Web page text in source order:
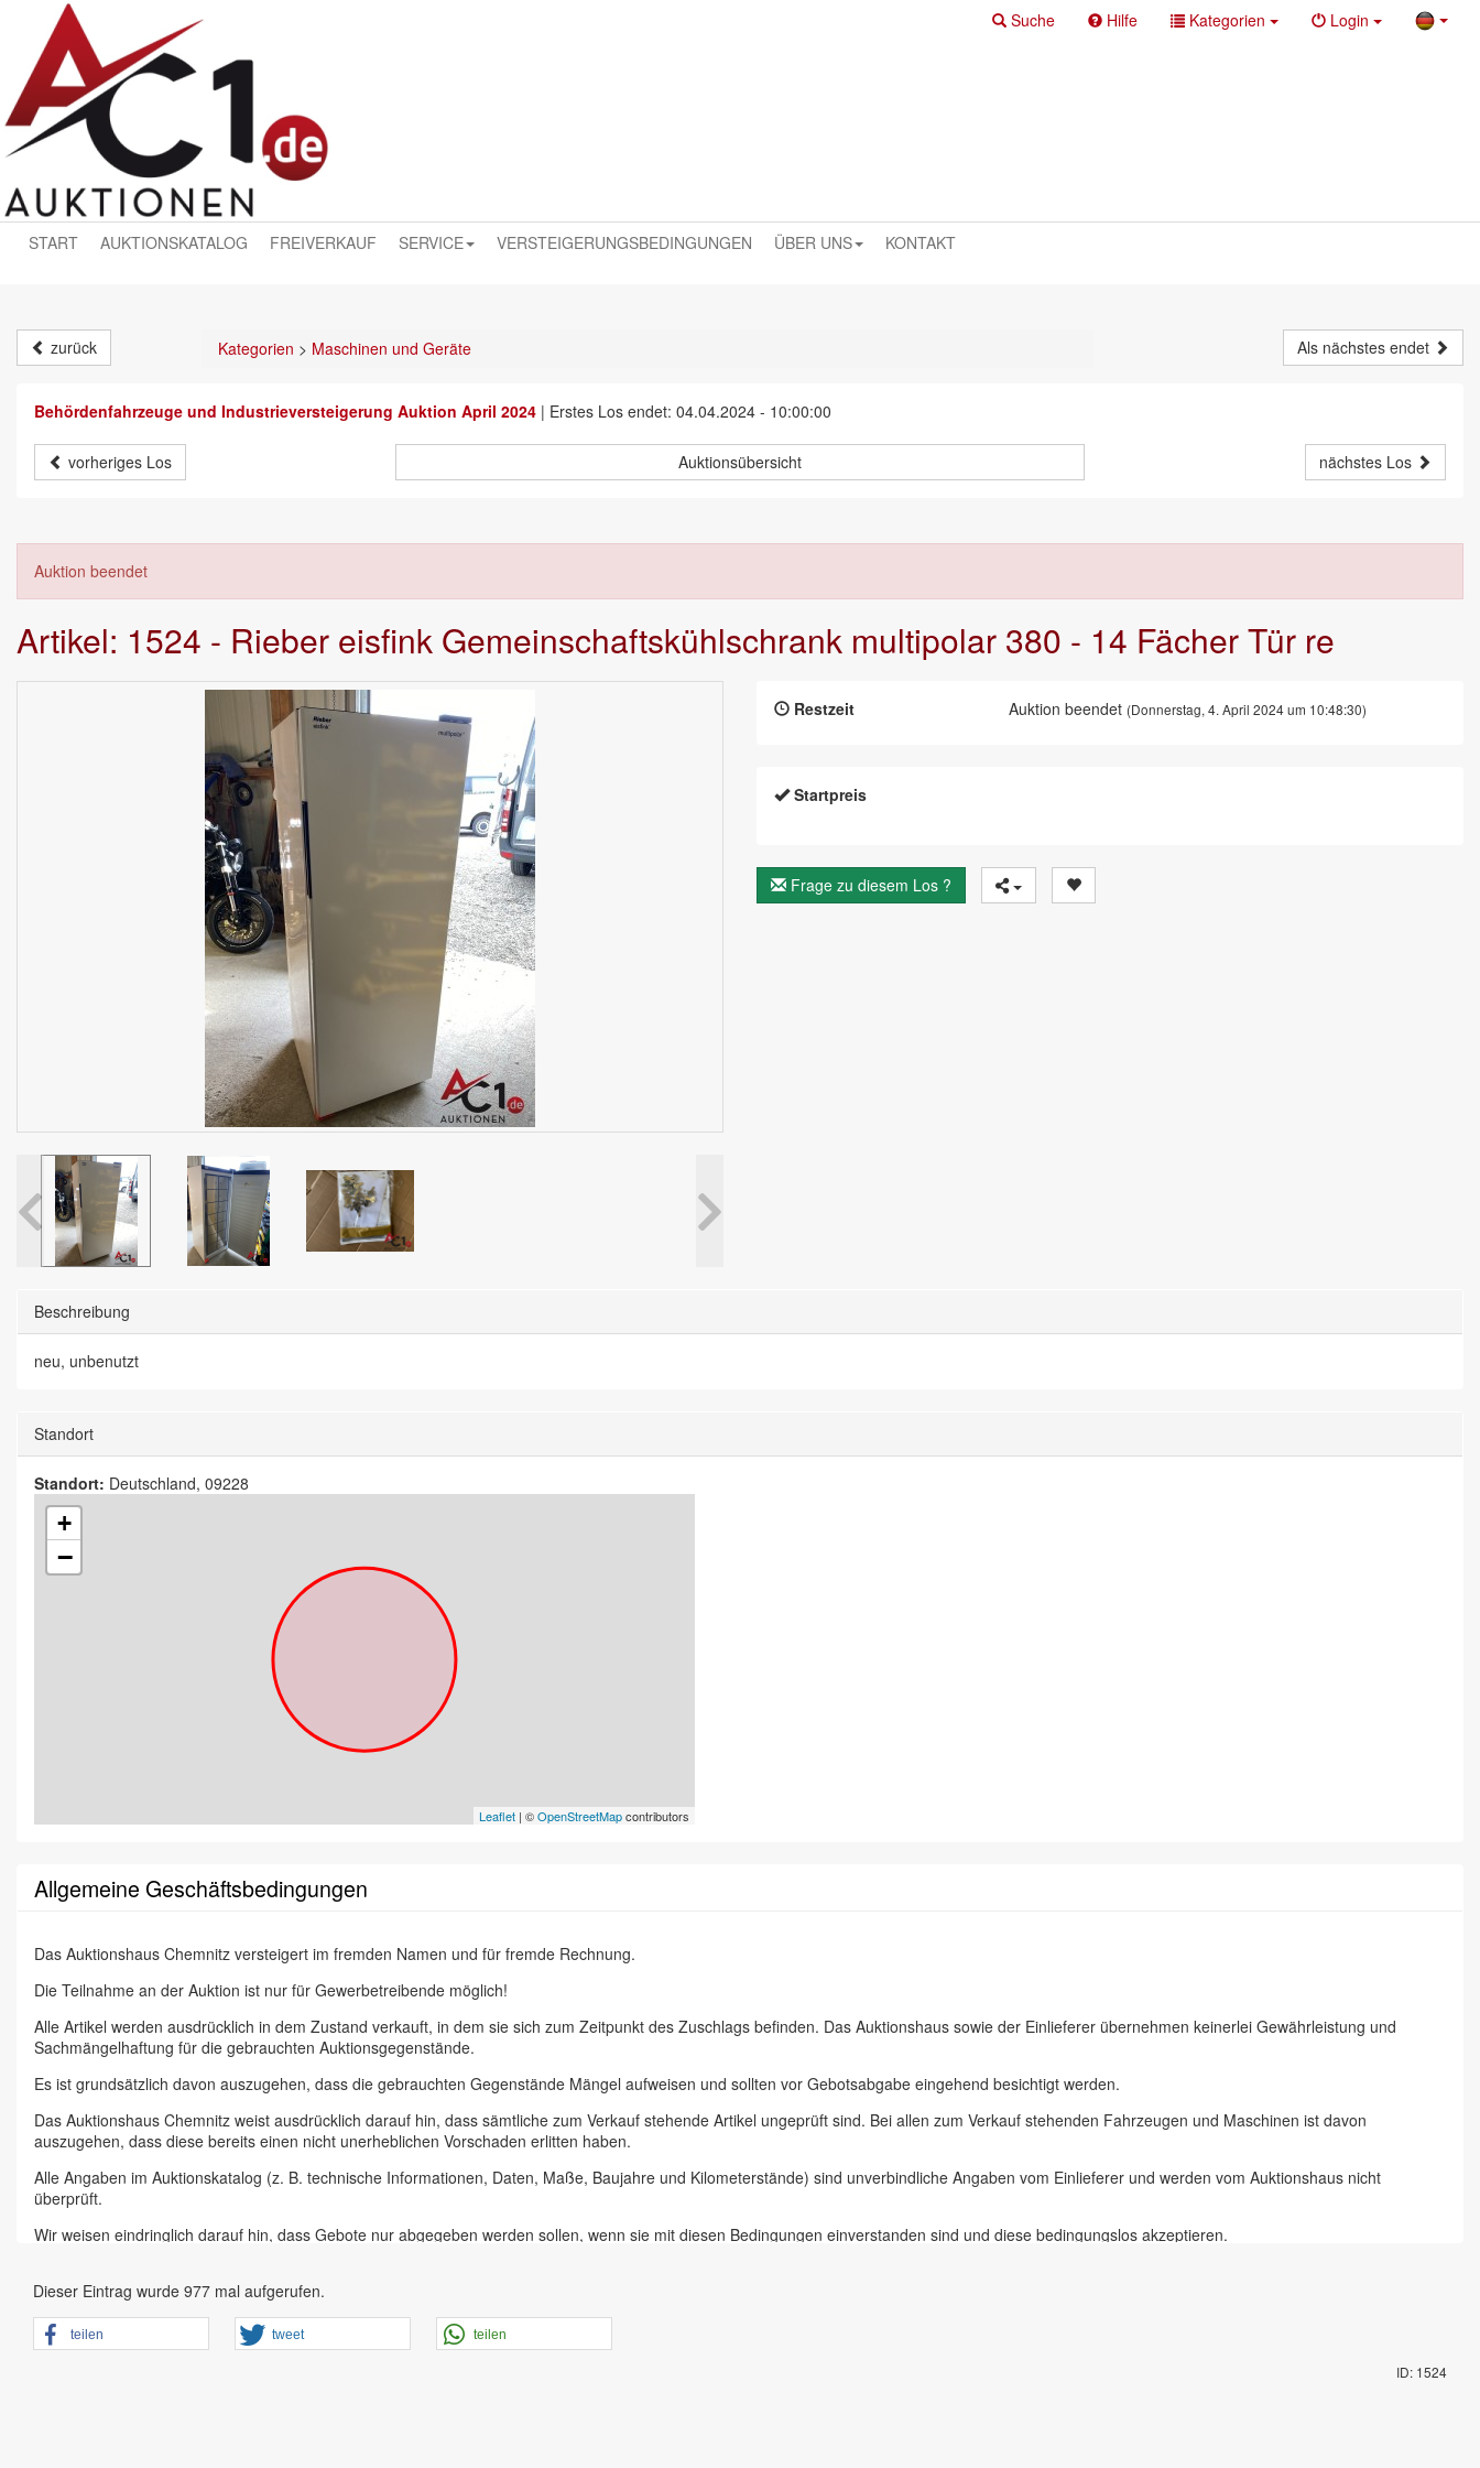
Suche Hilfe Kategorien Login
START AUKTIONSKATALOG FREIVERKAUF SERVICE VERSTEIGERUNGSBEDINGUNGEN ÜBER UNS KONTAKT
zurück Kategorien > Maschinen und Geräte Als nächstes endet
Behördenfahrzeuge und Industrieversteigerung Auktion April 2024 | Erstes Los endet: 04.04.2024 - 10:00:00
vorheriges Los Auktionsübersicht nächstes Los
Auktion beendet
Artikel: 1524 - Rieber eisfink Gemeinschaftskühlschrank multipolar 380 - 14 Fächer Tür re
Restzeit Auktion beendet (Donnerstag, 4. April 2024 um 10:48:30)
Startpreis
Frage zu diesem Los ?
Beschreibung
neu, unbenutzt
Standort
Standort: Deutschland, 09228
+
−
Leaflet | ©OpenStreetMapcontributors
Allgemeine Geschäftsbedingungen
Das Auktionshaus Chemnitz versteigert im fremden Namen und für fremde Rechnung.
Die Teilnahme an der Auktion ist nur für Gewerbetreibende möglich!
Alle Artikel werden ausdrücklich in dem Zustand verkauft, in dem sie sich zum Zeitpunkt des Zuschlags befinden. Das Auktionshaus sowie der Einlieferer übernehmen keinerlei Gewährleistung und
Sachmängelhaftung für die gebrauchten Auktionsgegenstände.
Es ist grundsätzlich davon auszugehen, dass die gebrauchten Gegenstände Mängel aufweisen und sollten vor Gebotsabgabe eingehend besichtigt werden.
Das Auktionshaus Chemnitz weist ausdrücklich darauf hin, dass sämtliche zum Verkauf stehende Artikel ungeprüft sind. Bei allen zum Verkauf stehenden Fahrzeugen und Maschinen ist davon
auszugehen, dass diese bereits einen nicht unerheblichen Vorschaden erlitten haben.
Alle Angaben im Auktionskatalog (z. B. technische Informationen, Daten, Maße, Baujahre und Kilometerstände) sind unverbindliche Angaben vom Einlieferer und werden vom Auktionshaus nicht
überprüft.
Wir weisen eindringlich darauf hin, dass Gebote nur abgegeben werden sollen, wenn sie mit diesen Bedingungen einverstanden sind und diese bedingungslos akzeptieren.
Online Bieter, Bieter bei Vor-Ort-Versteigerungen direkt beim Einlieferer oder bei Insolvenzversteigerungen.
Sämtliche Neueingänge werden sofort online gestellt. Sobald ein Artikel online gestellt ist haben sie die Möglichkeit, Online-Vorgebebote abzugeben und die Artikel auf dem Auktionsgelände nach
vorheriger Anmeldung zu besichtigen.
Dieser Eintrag wurde 977 mal aufgerufen.
teilen tweet teilen
ID: 1524